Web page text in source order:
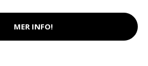
MER INFO!